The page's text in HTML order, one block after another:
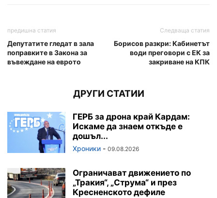
предишна статия
Депутатите гледат в зала
поправките в Закона за
въвеждане на еврото
Следваща статия
Борисов разкри: Кабинетът
води преговори с ЕК за
закриване на КПК
ДРУГИ СТАТИИ
ГЕРБ за дрона край Кардам:
Искаме да знаем откъде е
дошъл...
Хроники - 09.08.2026
Ограничават движението по
„Тракия“, „Струма“ и през
Кресненското дефиле